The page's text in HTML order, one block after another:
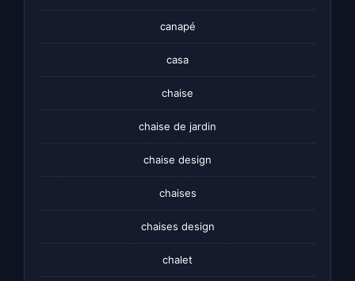
canapé
casa
chaise
chaise de jardin
chaise design
chaises
chaises design
chalet